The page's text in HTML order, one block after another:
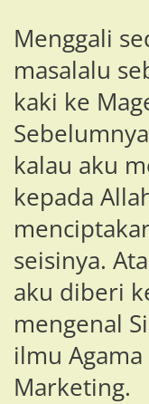
Menggali
masalalu
kaki ke
kalau aku
kepada
seisinya.
aku diberi
mengenal
ilmu
Marketing.